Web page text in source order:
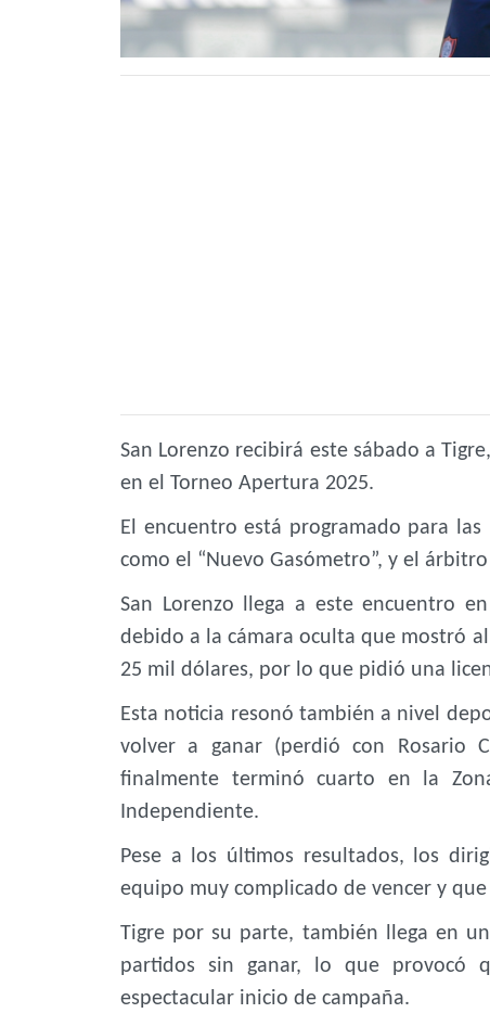
San Lorenzo recibirá este sábado a
en el Torneo Apertura 2025.
El encuentro está programado para
como el “Nuevo Gasómetro”, y el árbitro
San Lorenzo llega a este encuentro
debido a la cámara oculta que mostró
25 mil dólares, por lo que pidió una
Esta noticia resonó también a nivel
volver a ganar (perdió con Rosario
finalmente terminó cuarto en la
Independiente.
Pese a los últimos resultados, los
equipo muy complicado de vencer y
Tigre por su parte, también llega en
partidos sin ganar, lo que
espectacular inicio de campaña.